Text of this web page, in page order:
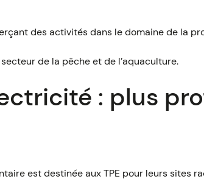
des activités dans le domaine de la
de la pêche et de l’aquaculture.
: plus
est destinée aux TPE pour leurs sites